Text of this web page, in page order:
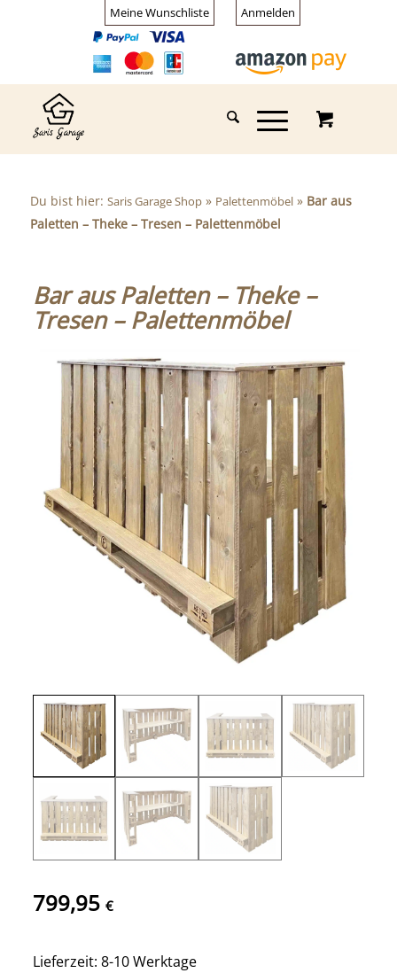
Meine Wunschliste Anmelden
Du bist hier: Saris Garage Shop» Palettenmöbel» Bar aus
Paletten – Theke – Tresen – Palettenmöbel
Bar aus Paletten – Theke –
Tresen – Palettenmöbel
799,95 €
Lieferzeit: 8-10 Werktage